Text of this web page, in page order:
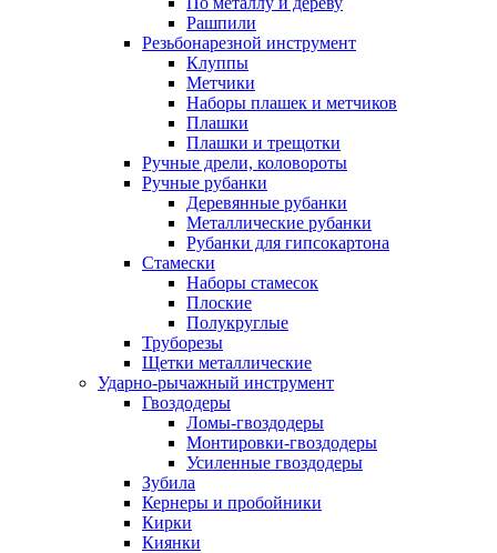
Рашпили
Резьбонарезной инструмент
Клуппы
Метчики
Наборы плашек и метчиков
Плашки
Плашки и трещотки
Ручные дрели, коловороты
Ручные рубанки
Деревянные рубанки
Металлические рубанки
Рубанки для гипсокартона
Стамески
Наборы стамесок
Плоские
Полукруглые
Труборезы
Щетки металлические
Ударно-рычажный инструмент
Гвоздодеры
Ломы-гвоздодеры
Монтировки-гвоздодеры
Усиленные гвоздодеры
Зубила
Кернеры и пробойники
Кирки
Киянки